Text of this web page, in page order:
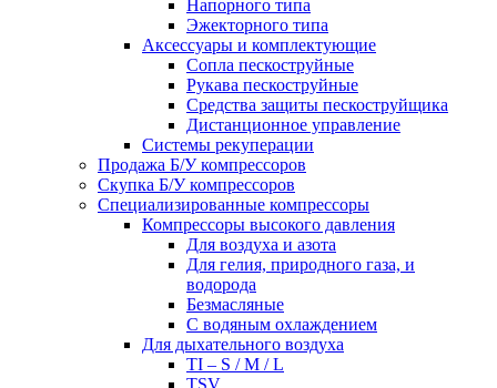
Напорного типа
Эжекторного типа
Аксессуары и комплектующие
Сопла пескоструйные
Рукава пескоструйные
Средства защиты пескоструйщика
Дистанционное управление
Системы рекуперации
Продажа Б/У компрессоров
Скупка Б/У компрессоров
Специализированные компрессоры
Компрессоры высокого давления
Для воздуха и азота
Для гелия, природного газа, и
водорода
Безмасляные
С водяным охлаждением
Для дыхательного воздуха
TI – S / M / L
TSV